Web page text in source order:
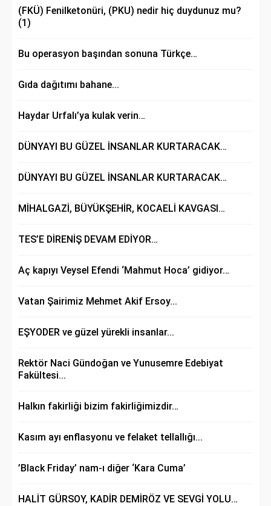
(FKÜ) Fenilketonüri, (PKU) nedir hiç duydunuz mu?
(1)
Bu operasyon başından sonuna Türkçe…
Gıda dağıtımı bahane...
Haydar Urfalı’ya kulak verin…
DÜNYAYI BU GÜZEL İNSANLAR KURTARACAK…
DÜNYAYI BU GÜZEL İNSANLAR KURTARACAK…
MİHALGAZİ, BÜYÜKŞEHİR, KOCAELİ KAVGASI…
TES’E DİRENİŞ DEVAM EDİYOR…
Aç kapıyı Veysel Efendi ‘Mahmut Hoca’ gidiyor…
Vatan Şairimiz Mehmet Akif Ersoy...
EŞYODER ve güzel yürekli insanlar...
Rektör Naci Gündoğan ve Yunusemre Edebiyat
Fakültesi...
Halkın fakirliği bizim fakirliğimizdir…
Kasım ayı enflasyonu ve felaket tellallığı...
’Black Friday’ nam-ı diğer ‘Kara Cuma’
HALİT GÜRSOY, KADİR DEMİRÖZ VE SEVGİ YOLU…